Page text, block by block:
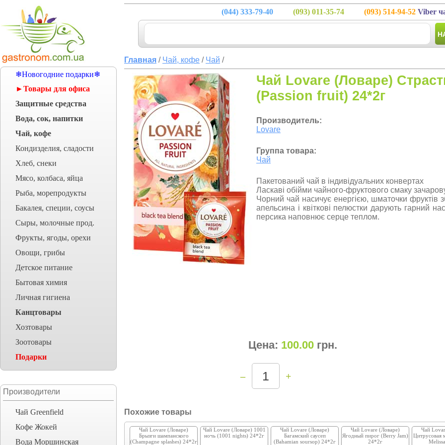
❄Новогодние подарки❄
►Товары для офиса
Защитные средства
Вода, сок, напитки
Чай, кофе
Кондизделия, сладости
Хлеб, снеки
Мясо, колбаса, яйца
Рыба, морепродукты
Бакалея, специи, соусы
Сыры, молочные прод.
Фрукты, ягоды, орехи
Овощи, грибы
Детское питание
Бытовая химия
Личная гигиена
Канцтовары
Хозтовары
Зоотовары
Подарки
Производители
Чай Greenfield
Кофе Жокей
Вода Моршинская
(044) 333-79-40 (093) 011-35-74 (093) 514-94-52 Viber
Главная / Чай, кофе / Чай /
Чай Lovare (Ловаре)
(Passion fruit) 24*2г
Производитель:
Lovare
Группа товара:
Чай
Пакетований чай в індивідуальних конвертах
Ласкаві обійми чайного-фруктового смаку
Чорний чай насичує енергією, шматочки фруктів
апельсина і квіткові пелюстки дарують гарний
персика наповнює серце теплом.
Цена: 100.00 грн.
– +
Похожие товары
Чай Lovare (Ловаре)
Брызги шампанского
(Champagne splashes) 24*2г
Чай Lovare (Ловаре) 1001
ночь (1001 nights) 24*2г
Чай Lovare (Ловаре)
Багамский саусеп
(Bahamian soursop) 24*2г
Чай Lovare (Ловаре)
Ягодный пирог (Berry Jam)
24*2г
Чай
Цитрусовая